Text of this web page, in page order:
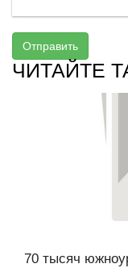
Отправить
ЧИТАЙТЕ
70 тысяч